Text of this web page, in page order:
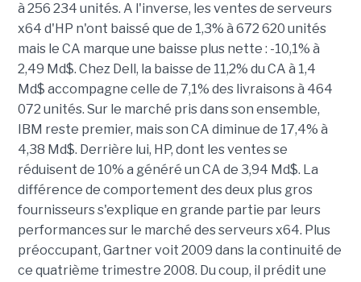
à 256 234 unités. A l'inverse, les ventes de serveurs
x64 d'HP n'ont baissé que de 1,3% à 672 620 unités
mais le CA marque une baisse plus nette : -10,1% à
2,49 Md$. Chez Dell, la baisse de 11,2% du CA à 1,4
Md$ accompagne celle de 7,1% des livraisons à 464
072 unités. Sur le marché pris dans son ensemble,
IBM reste premier, mais son CA diminue de 17,4% à
4,38 Md$. Derrière lui, HP, dont les ventes se
réduisent de 10% a généré un CA de 3,94 Md$. La
différence de comportement des deux plus gros
fournisseurs s'explique en grande partie par leurs
performances sur le marché des serveurs x64. Plus
préoccupant, Gartner voit 2009 dans la continuité de
ce quatrième trimestre 2008. Du coup, il prédit une